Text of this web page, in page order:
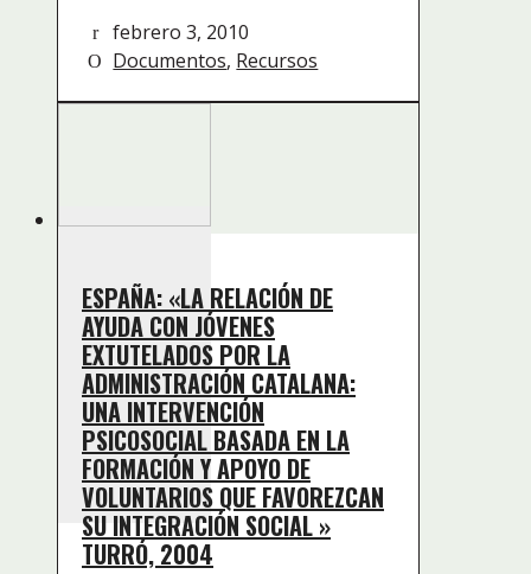
febrero 3, 2010
Documentos, Recursos
ESPAÑA: «LA RELACIÓN DE
AYUDA CON JÓVENES
EXTUTELADOS POR LA
ADMINISTRACIÓN CATALANA:
UNA INTERVENCIÓN
PSICOSOCIAL BASADA EN LA
FORMACIÓN Y APOYO DE
VOLUNTARIOS QUE FAVOREZCAN
SU INTEGRACIÓN SOCIAL »
TURRÓ, 2004